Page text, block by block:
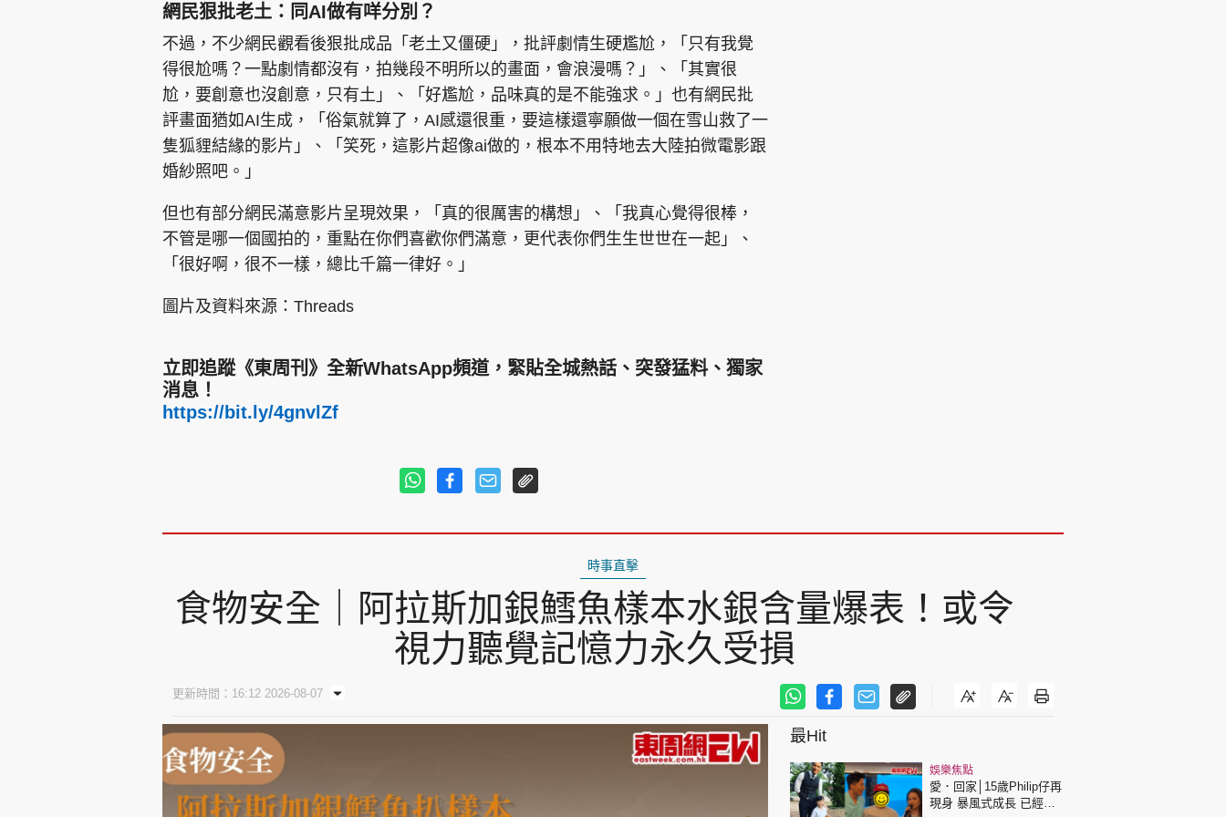
網民狠批老土：同AI做有咩分別？
不過，不少網民觀看後狠批成品「老土又僵硬」，批評劇情生硬尷尬，「只有我覺
得很尬嗎？一點劇情都沒有，拍幾段不明所以的畫面，會浪漫嗎？」、「其實很
尬，要創意也沒創意，只有土」、「好尷尬，品味真的是不能強求。」也有網民批
評畫面猶如AI生成，「俗氣就算了，AI感還很重，要這樣還寧願做一個在雪山救了一
隻狐貍結緣的影片」、「笑死，這影片超像ai做的，根本不用特地去大陸拍微電影跟
婚紗照吧。」
但也有部分網民滿意影片呈現效果，「真的很厲害的構想」、「我真心覺得很棒，
不管是哪一個國拍的，重點在你們喜歡你們滿意，更代表你們生生世世在一起」、
「很好啊，很不一樣，總比千篇一律好。」
圖片及資料來源：Threads
立即追蹤《東周刊》全新WhatsApp頻道，緊貼全城熱話、突發猛料、獨家
消息！
https://bit.ly/4gnvlZf
時事直擊
食物安全｜阿拉斯加銀鱈魚樣本水銀含量爆表！或令
視力聽覺記憶力永久受損
更新時間：16:12 2026-08-07
最Hit
娛樂焦點
愛．回家│15歲Philip仔再
現身 暴風式成長 已經高